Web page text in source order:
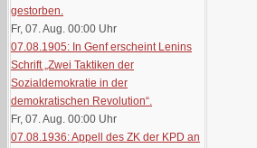
gestorben.
Fr, 07. Aug. 00:00 Uhr
07.08.1905: In Genf erscheint Lenins
Schrift „Zwei Taktiken der
Sozialdemokratie in der
demokratischen Revolution“.
Fr, 07. Aug. 00:00 Uhr
07.08.1936: Appell des ZK der KPD an